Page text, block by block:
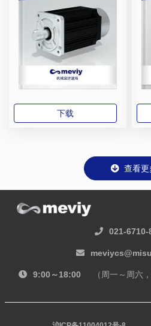
下载
查看更
021-6710-
9:00～18:00 （周一～周六